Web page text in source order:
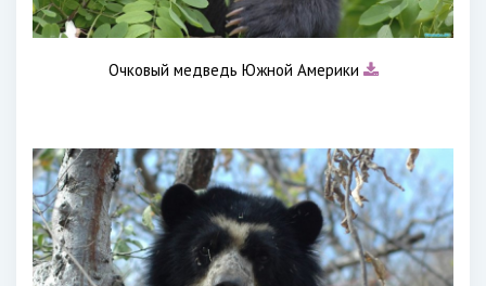
Очковый медведь Южной Америки